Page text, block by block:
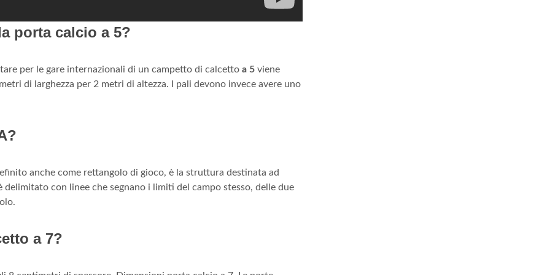
porta calcio a 5?
per le gare internazionali di un campetto di calcetto a 5 viene
di larghezza per 2 metri di altezza. I pali devono invece avere uno
anche come rettangolo di gioco, è la struttura destinata ad
con linee che segnano i limiti del campo stesso, delle due
a 7?